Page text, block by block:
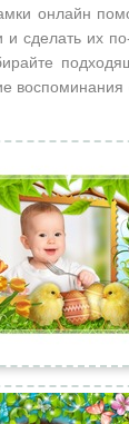
онлайн
сделать их